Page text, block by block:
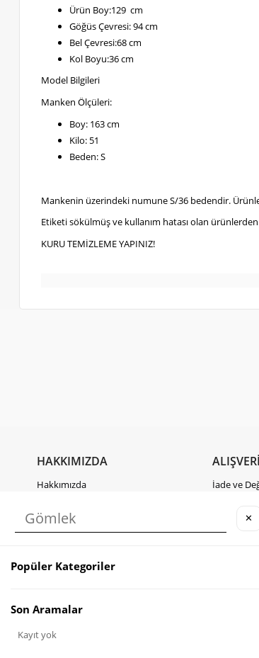
Ürün Boy:129 cm
Göğüs Çevresi: 94 cm
Bel Çevresi:68 cm
Kol Boyu:36 cm
Model Bilgileri
Manken Ölçüleri:
Boy: 163 cm
Kilo: 51
Beden: S
Mankenin üzerindeki numune S/36 bedendir.
Etiketi sökülmüş ve kullanım hatası olan
KURU TEMİZLEME YAPINIZ!
HAKKIMIZDA
Hakkımızda
KVKK Hakkında Bilgilendirme
İletişim
Instagram
İade ve
Mesafeli
Kargo ve
✕
Popüler Kategoriler
Son Aramalar
Kayıt yok